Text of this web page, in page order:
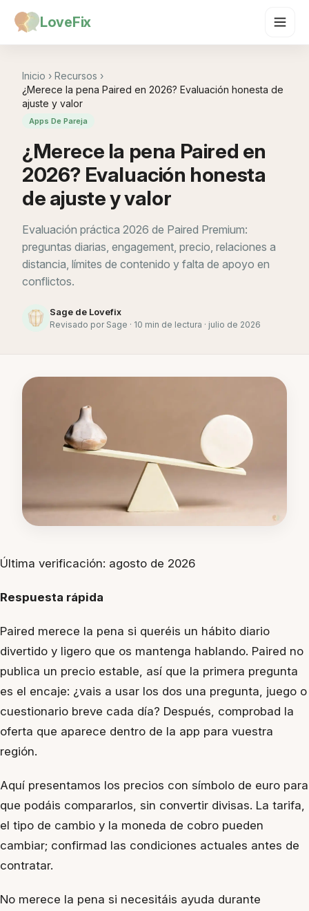
LoveFix
Inicio › Recursos ›
¿Merece la pena Paired en 2026? Evaluación honesta de
ajuste y valor
Apps De Pareja
¿Merece la pena Paired en
2026? Evaluación honesta
de ajuste y valor
Evaluación práctica 2026 de Paired Premium:
preguntas diarias, engagement, precio, relaciones a
distancia, límites de contenido y falta de apoyo en
conflictos.
Sage de Lovefix
Revisado por Sage · 10 min de lectura · julio de 2026
Última verificación: agosto de 2026
Respuesta rápida
Paired merece la pena si queréis un hábito diario
divertido y ligero que os mantenga hablando. Paired no
publica un precio estable, así que la primera pregunta
es el encaje: ¿vais a usar los dos una pregunta, juego o
cuestionario breve cada día? Después, comprobad la
oferta que aparece dentro de la app para vuestra
región.
Aquí presentamos los precios con símbolo de euro para
que podáis compararlos, sin convertir divisas. La tarifa,
el tipo de cambio y la moneda de cobro pueden
cambiar; confirmad las condiciones actuales antes de
contratar.
No merece la pena si necesitáis ayuda durante